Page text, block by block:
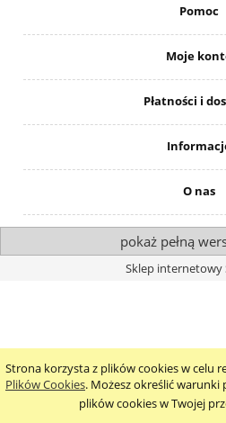
Strona korzysta z plików cookies w celu
Plików Cookies. Możesz określić
plików cookies w Twojej
Pomoc
Moje
Płatności i
O nas
pokaż pełną
Sklep internetowy